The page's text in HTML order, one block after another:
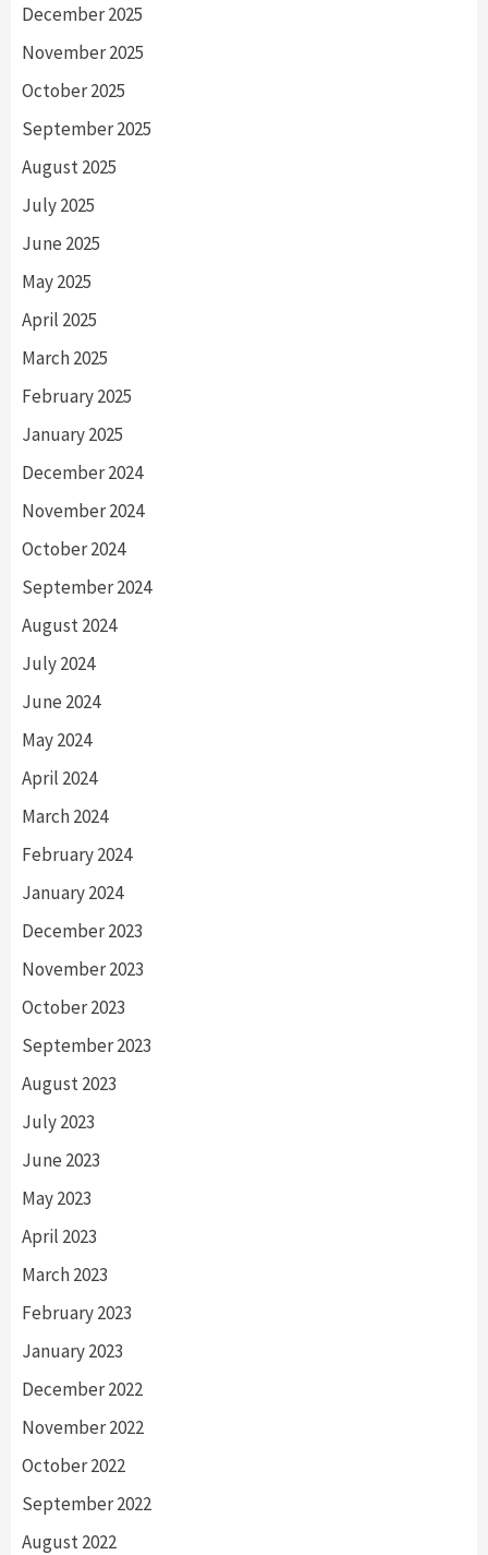
December 2025
November 2025
October 2025
September 2025
August 2025
July 2025
June 2025
May 2025
April 2025
March 2025
February 2025
January 2025
December 2024
November 2024
October 2024
September 2024
August 2024
July 2024
June 2024
May 2024
April 2024
March 2024
February 2024
January 2024
December 2023
November 2023
October 2023
September 2023
August 2023
July 2023
June 2023
May 2023
April 2023
March 2023
February 2023
January 2023
December 2022
November 2022
October 2022
September 2022
August 2022